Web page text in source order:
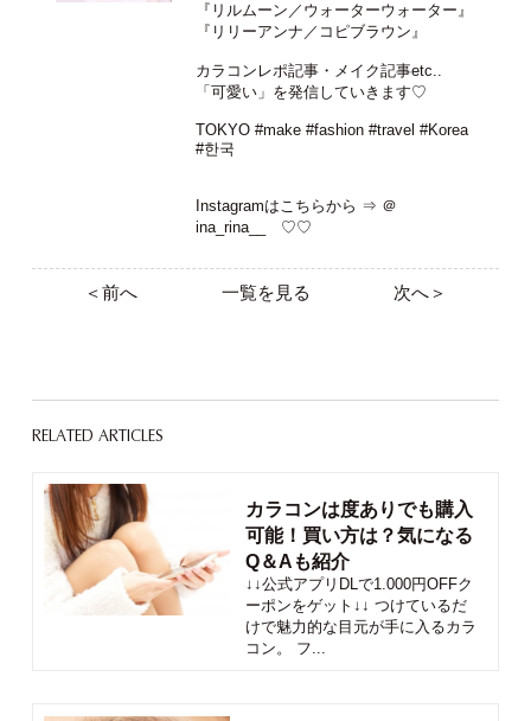
『リルムーン／ウォーターウォーター』
『リリーアンナ／コピブラウン』
カラコンレポ記事・メイク記事etc..
「可愛い」を発信していきます♡
TOKYO #make #fashion #travel #Korea
#한국
Instagramはこちらから ⇒ ＠
ina_rina__
♡♡
＜前へ 一覧を見る 次へ＞
RELATED ARTICLES
カラコンは度ありでも購入
可能！買い方は？気になる
Q＆Aも紹介
↓↓公式アプリDLで1.000円OFFク
ーポンをゲット↓↓ つけているだ
けで魅力的な目元が手に入るカラ
コン。 フ...